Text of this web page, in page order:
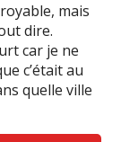
mais
dire.
car je ne
c’était au
quelle ville